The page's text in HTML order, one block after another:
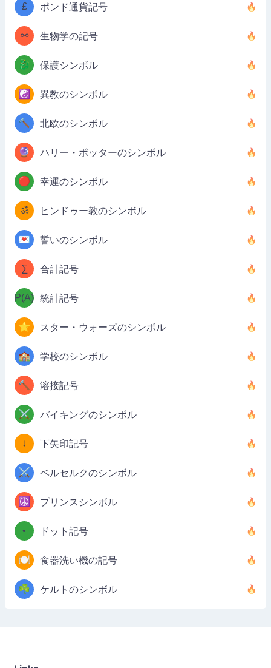
£ ポンド通貨記号
⚯ 生物学の記号
🐉 保護シンボル
☯️ 異教のシンボル
🔨 北欧のシンボル
🔮 ハリー・ポッターのシンボル
🔴 幸運のシンボル
ॐ ヒンドゥー教のシンボル
💌 誓いのシンボル
∑ 合計記号
P(A) 統計記号
⭐ スター・ウォーズのシンボル
🏫 学校のシンボル
🔨 溶接記号
⚔️ バイキングのシンボル
↓ 下矢印記号
⚔️ ベルセルクのシンボル
☮️ プリンスシンボル
• ドット記号
🍽️ 食器洗い機の記号
☘️ ケルトのシンボル